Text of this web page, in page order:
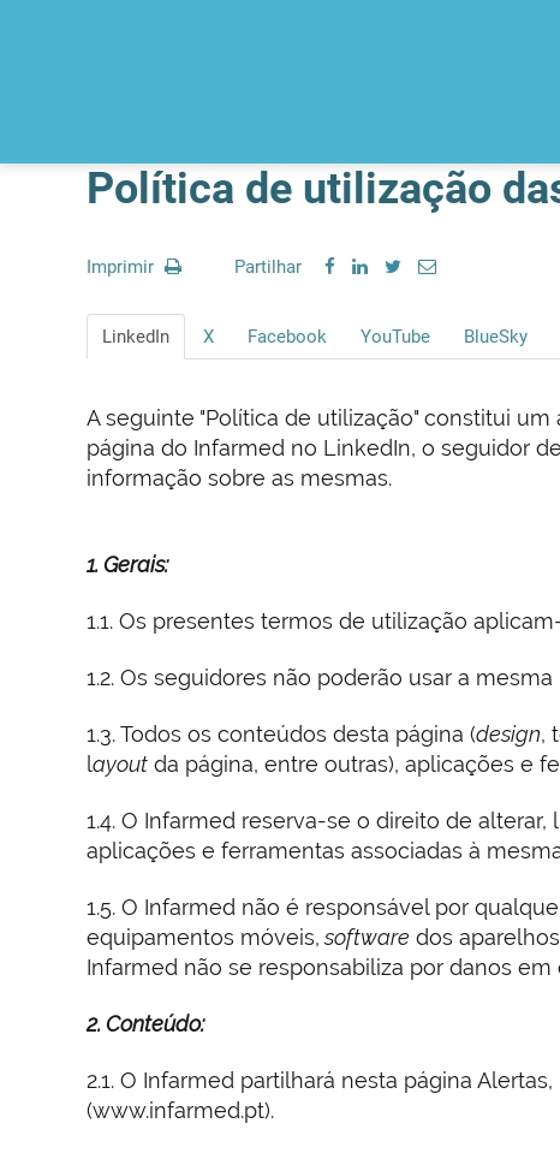
Política de utilização
Imprimir Partilhar
LinkedIn X Facebook YouTube BlueSky
A seguinte "Política de utilização" constitui
página do Infarmed no LinkedIn, o seguidor
informação sobre as mesmas.
1. Gerais:
1.1. Os presentes termos de utilização
1.2. Os seguidores não poderão usar a
1.3. Todos os conteúdos desta página (design,
layout da página, entre outras), aplicações e
1.4. O Infarmed reserva-se o direito de
aplicações e ferramentas associadas à
1.5. O Infarmed não é responsável por
equipamentos móveis,software dos
Infarmed não se responsabiliza por danos
2. Conteúdo:
2.1. O Infarmed partilhará nesta página
(www.infarmed.pt).